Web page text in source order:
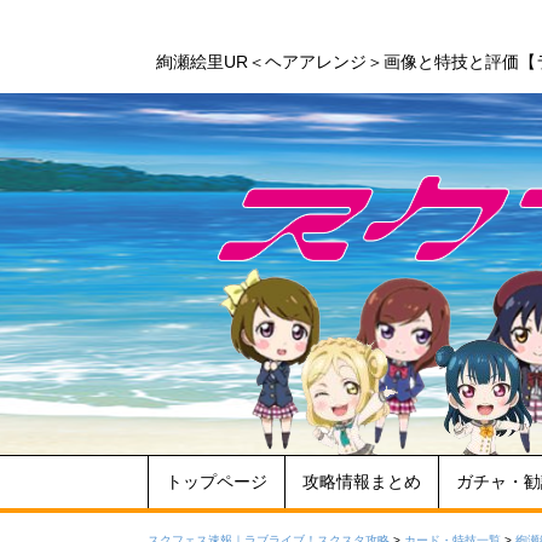
絢瀬絵里UR＜ヘアアレンジ＞画像と特技と評価
トップページ 攻略情報まとめ ガチャ・